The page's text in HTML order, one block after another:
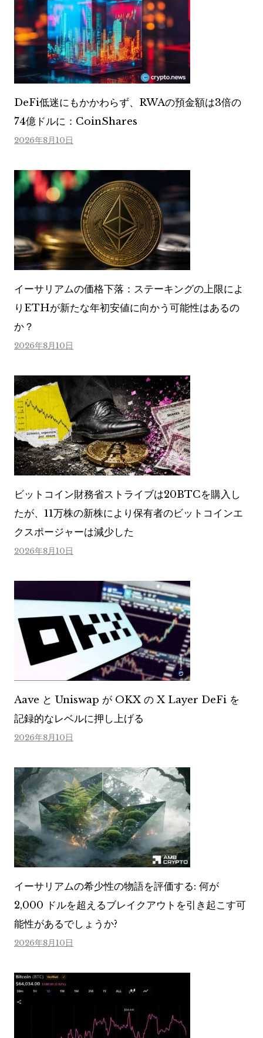
DeFi低迷にもかかわらず、RWAの預金額は3倍の
74億ドルに：CoinShares
2026年8月10日
イーサリアムの価格下落：ステーキングの上限によ
りETHが新たな年初安値に向かう可能性はあるの
か？
2026年8月10日
ビットコイン財務省ストライブは20BTCを購入し
たが、11万株の新株により保有者のビットコインエ
クスポージャーは減少した
2026年8月10日
Aave と Uniswap が OKX の X Layer DeFi を
記録的なレベルに押し上げる
2026年8月10日
イーサリアムの希少性の物語を評価する: 何が
2,000 ドルを超えるブレイクアウトを引き起こす可
能性があるでしょうか?
2026年8月10日